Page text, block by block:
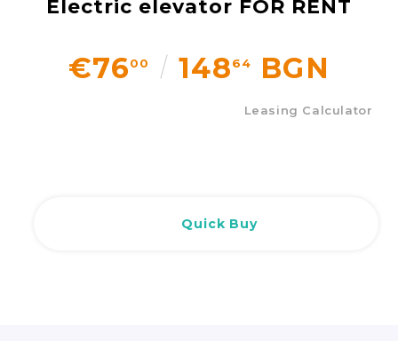
Electric elevator FOR RENT
€7600 14864 BGN
Leasing Calculator
Quick Buy